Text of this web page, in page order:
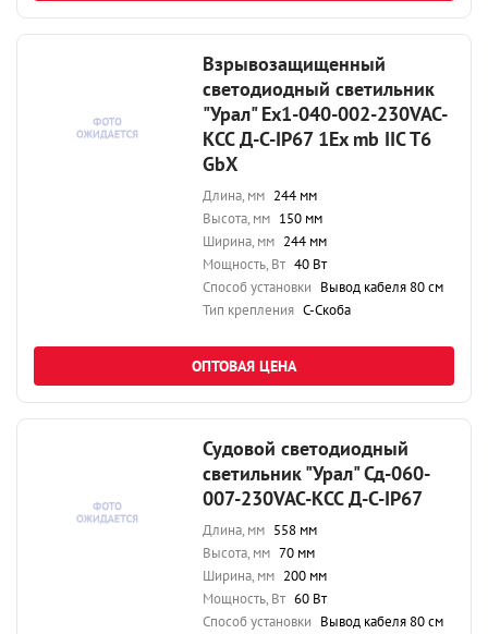
Взрывозащищенный
светодиодный светильник
"Урал" Ex1-040-002-230VAC-
КСС Д-С-IP67 1Ex mb IIC T6
GbX
Длина, мм 244 мм
Высота, мм 150 мм
Ширина, мм 244 мм
Мощность, Вт 40 Вт
Способ установки Вывод кабеля 80 см
Тип крепления С-Скоба
ОПТОВАЯ ЦЕНА
Судовой светодиодный
светильник "Урал" Сд-060-
007-230VAC-КСС Д-С-IP67
Длина, мм 558 мм
Высота, мм 70 мм
Ширина, мм 200 мм
Мощность, Вт 60 Вт
Способ установки Вывод кабеля 80 см